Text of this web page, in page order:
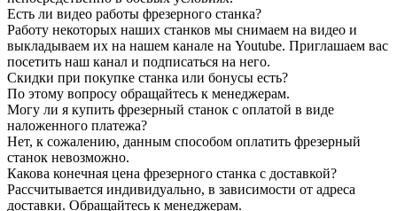
Есть ли видео работы фрезерного станка?
Работу некоторых наших станков мы снимаем на видео и
выкладываем их на нашем канале на Youtube. Приглашаем вас
посетить наш канал и подписаться на него.
Скидки при покупке станка или бонусы есть?
По этому вопросу обращайтесь к менеджерам.
Могу ли я купить фрезерный станок с оплатой в виде
наложенного платежа?
Нет, к сожалению, данным способом оплатить фрезерный
станок невозможно.
Какова конечная цена фрезерного станка с доставкой?
Рассчитывается индивидуально, в зависимости от адреса
доставки. Обращайтесь к менеджерам.